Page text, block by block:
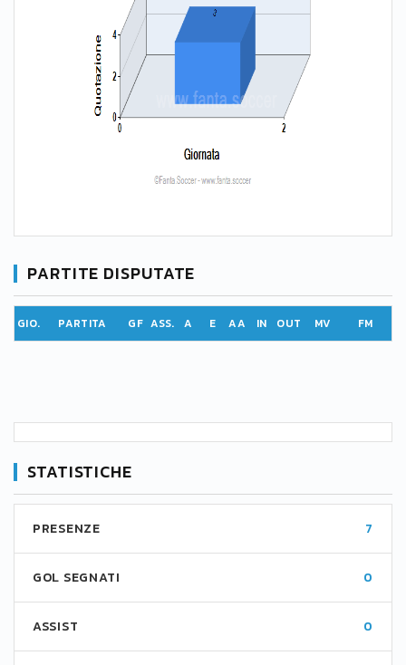
PARTITE DISPUTATE
GIO. PARTITA GF ASS. A E AA IN OUT MV FM
STATISTICHE
PRESENZE 7
GOL SEGNATI 0
ASSIST 0